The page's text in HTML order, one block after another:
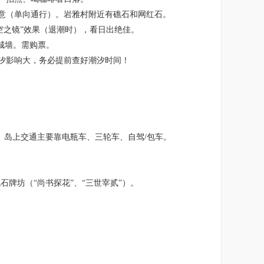
单向通行）。岩雅村附近有礁石和网红石。
”效果（退潮时），看日出绝佳。
。需购票。
响大，务必提前查好潮汐时间！
交通主要靠电瓶车、三轮车、自驾/包车。
坊（“尚书探花”、“三世宰贰”）。